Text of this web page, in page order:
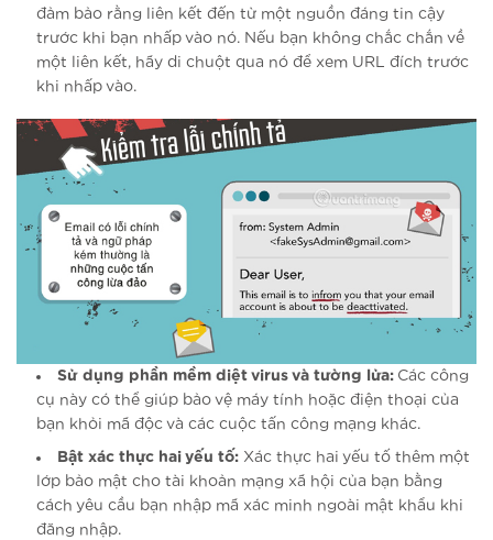
đảm bảo rằng liên kết đến từ một nguồn đáng tin cậy
trước khi bạn nhấp vào nó. Nếu bạn không chắc chắn về
một liên kết, hãy di chuột qua nó để xem URL đích trước
khi nhấp vào.
Sử dụng phần mềm diệt virus và tường lửa: Các công
cụ này có thể giúp bảo vệ máy tính hoặc điện thoại của
bạn khỏi mã độc và các cuộc tấn công mạng khác.
Bật xác thực hai yếu tố: Xác thực hai yếu tố thêm một
lớp bảo mật cho tài khoản mạng xã hội của bạn bằng
cách yêu cầu bạn nhập mã xác minh ngoài mật khẩu khi
đăng nhập.